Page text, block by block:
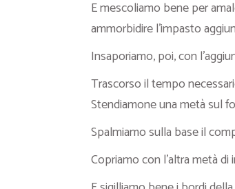
E mescoliamo bene per
ammorbidire l’impasto
Insaporiamo, poi, con
Trascorso il tempo
Stendiamone una metà sul
Spalmiamo sulla base il
Copriamo con l’altra metà di